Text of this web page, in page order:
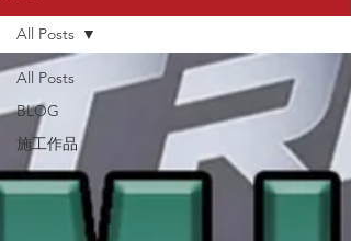
All Posts
BLOG
施工作品
All Posts